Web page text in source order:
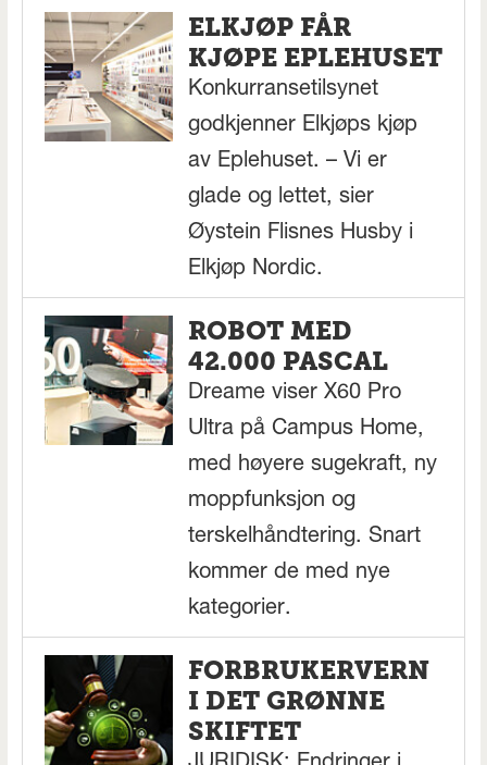
ELKJØP FÅR
KJØPE EPLEHUSET
Konkurransetilsynet
godkjenner Elkjøps kjøp
av Eplehuset. – Vi er
glade og lettet, sier
Øystein Flisnes Husby i
Elkjøp Nordic.
ROBOT MED
42.000 PASCAL
Dreame viser X60 Pro
Ultra på Campus Home,
med høyere sugekraft, ny
moppfunksjon og
terskelhåndtering. Snart
kommer de med nye
kategorier.
FORBRUKERVERN
I DET GRØNNE
SKIFTET